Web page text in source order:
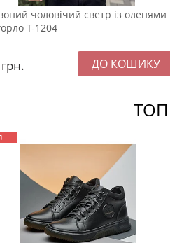
чоловічий светр із оленями
Т-1204
грн.